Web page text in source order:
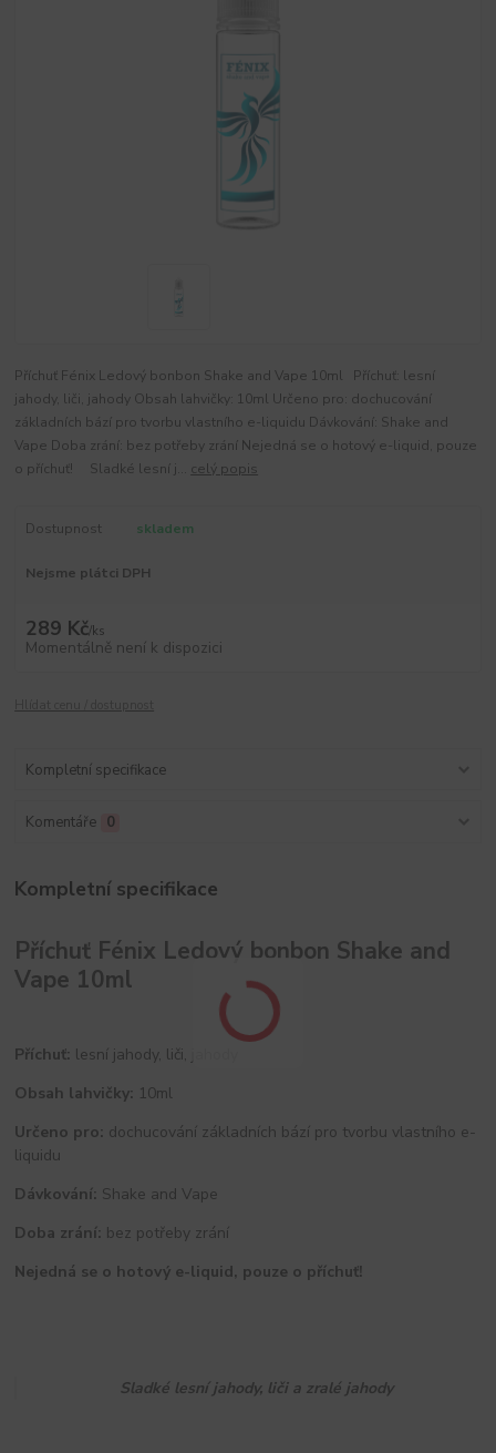
Příchuť Fénix Ledový bonbon Shake and Vape 10ml Příchuť: lesní
jahody, liči, jahody Obsah lahvičky: 10ml Určeno pro: dochucování
základních bází pro tvorbu vlastního e-liquidu Dávkování: Shake and
Vape Doba zrání: bez potřeby zrání Nejedná se o hotový e-liquid, pouze
o příchuť! Sladké lesní j... celý popis
Dostupnost skladem
Nejsme plátci DPH
289 Kč/ks
Momentálně není k dispozici
Kompletní specifikace
Komentáře 0
Kompletní specifikace
Příchuť Fénix Ledový bonbon Shake and
Vape 10ml
Příchuť: lesní jahody, liči, jahody
Obsah lahvičky: 10ml
Určeno pro: dochucování základních bází pro tvorbu vlastního e-
liquidu
Dávkování: Shake and Vape
Doba zrání: bez potřeby zrání
Nejedná se o hotový e-liquid, pouze o příchuť!
Sladké lesní jahody, liči a zralé jahody